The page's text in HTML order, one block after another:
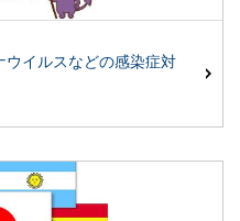
イルスなどの感染症対